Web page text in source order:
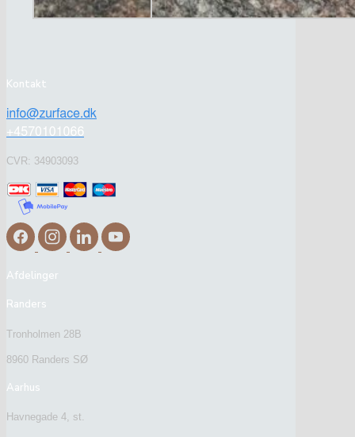
Kontakt
CVR: 34903093
Afdelinger
Randers
Tronholmen 28B
8960 Randers SØ
Aarhus
Havnegade 4, st.